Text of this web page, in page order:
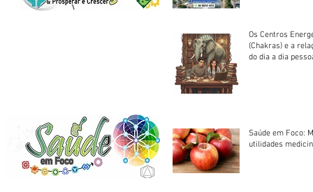
Os Centros
(Chakras) e a
do dia a dia
Saúde em Foco:
utilidades